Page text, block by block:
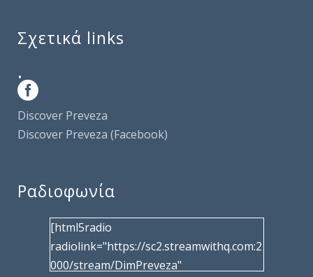
Σχετικά links
.
Discover Preveza
Discover Preveza (Facebook)
Ραδιοφωνία
[html5radio
radiolink="https://sc2.streamwithq.com:2
000/stream/DimPreveza"